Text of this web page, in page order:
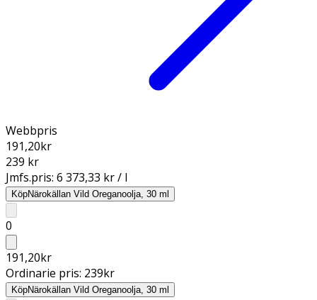
Webbpris
191,20kr
239 kr
Jmfs.pris: 6 373,33 kr / l
KöpNärokällan Vild Oreganoolja, 30 ml
0
191,20kr
Ordinarie pris: 239kr
KöpNärokällan Vild Oreganoolja, 30 ml